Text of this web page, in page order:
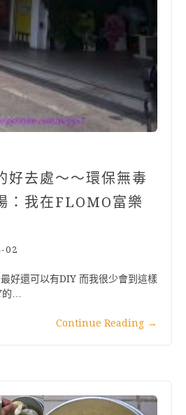
去處～～環保無毒
：我在FLOMO富樂
02
好還可以有DIY 而我很少會到這樣
…
Continue Reading →